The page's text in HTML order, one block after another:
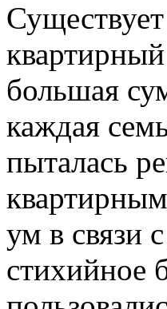
большая
каждая
пыталась
ум в связи
стихийное